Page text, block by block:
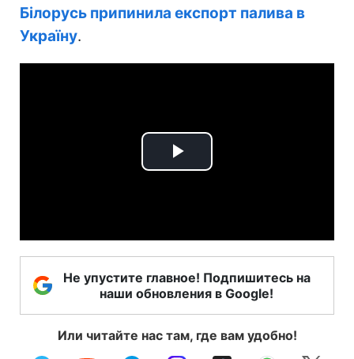
Білорусь припинила експорт палива в
Україну.
Play
Не упустите главное! Подпишитесь на
наши обновления в Google!
Или читайте нас там, где вам удобно!